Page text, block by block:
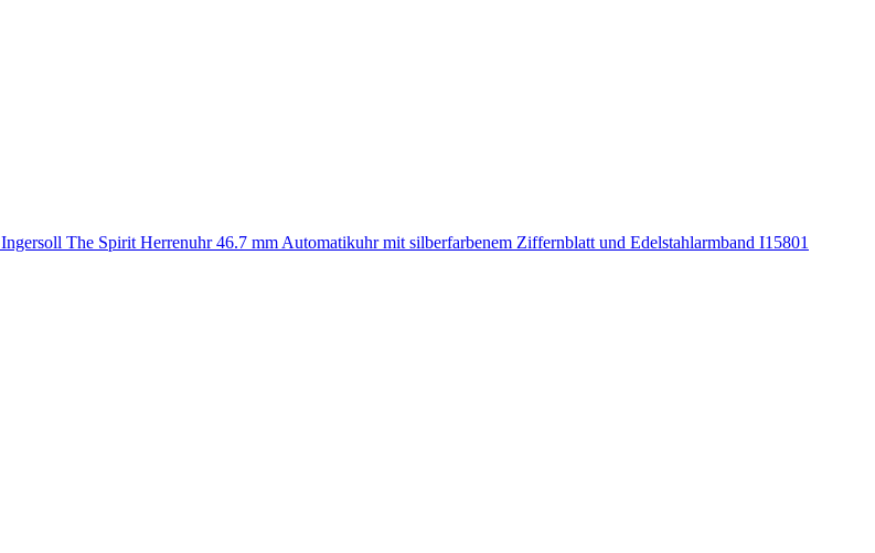
Ingersoll The Spirit Herrenuhr 46.7 mm Automatikuhr mit silberfarbenem Ziffernblatt und Edelstahlarmband I15801